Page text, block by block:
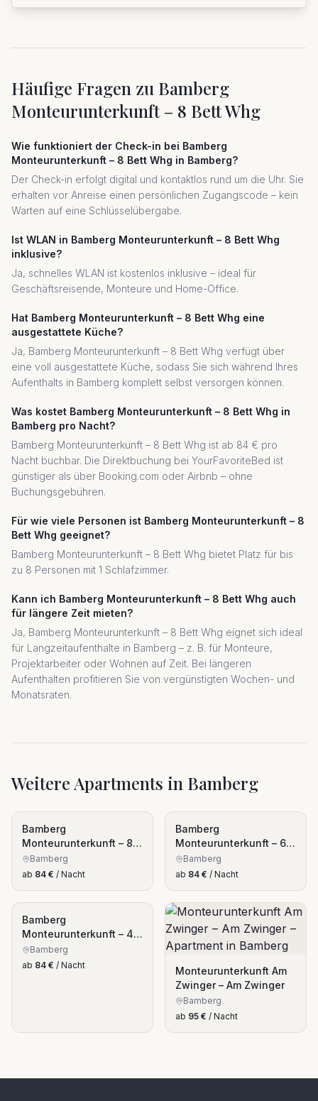
Häufige Fragen zu Bamberg
Monteurunterkunft – 8 Bett Whg
Wie funktioniert der Check-in bei Bamberg
Monteurunterkunft – 8 Bett Whg in Bamberg?
Der Check-in erfolgt digital und kontaktlos rund um die Uhr. Sie
erhalten vor Anreise einen persönlichen Zugangscode – kein
Warten auf eine Schlüsselübergabe.
Ist WLAN in Bamberg Monteurunterkunft – 8 Bett Whg
inklusive?
Ja, schnelles WLAN ist kostenlos inklusive – ideal für
Geschäftsreisende, Monteure und Home-Office.
Hat Bamberg Monteurunterkunft – 8 Bett Whg eine
ausgestattete Küche?
Ja, Bamberg Monteurunterkunft – 8 Bett Whg verfügt über
eine voll ausgestattete Küche, sodass Sie sich während Ihres
Aufenthalts in Bamberg komplett selbst versorgen können.
Was kostet Bamberg Monteurunterkunft – 8 Bett Whg in
Bamberg pro Nacht?
Bamberg Monteurunterkunft – 8 Bett Whg ist ab 84 € pro
Nacht buchbar. Die Direktbuchung bei YourFavoriteBed ist
günstiger als über Booking.com oder Airbnb – ohne
Buchungsgebühren.
Für wie viele Personen ist Bamberg Monteurunterkunft – 8
Bett Whg geeignet?
Bamberg Monteurunterkunft – 8 Bett Whg bietet Platz für bis
zu 8 Personen mit 1 Schlafzimmer.
Kann ich Bamberg Monteurunterkunft – 8 Bett Whg auch
für längere Zeit mieten?
Ja, Bamberg Monteurunterkunft – 8 Bett Whg eignet sich ideal
für Langzeitaufenthalte in Bamberg – z. B. für Monteure,
Projektarbeiter oder Wohnen auf Zeit. Bei längeren
Aufenthalten profitieren Sie von vergünstigten Wochen- und
Monatsraten.
Weitere Apartments in Bamberg
Bamberg
Monteurunterkunft – 8
Bett Whg
Bamberg
ab 84 € / Nacht
Bamberg
Monteurunterkunft – 6
Bett Whg
Bamberg
ab 84 € / Nacht
Bamberg
Monteurunterkunft – 4
Bett Whg
Bamberg
ab 84 € / Nacht
Monteurunterkunft Am
Zwinger – Am Zwinger
Bamberg
ab 95 € / Nacht